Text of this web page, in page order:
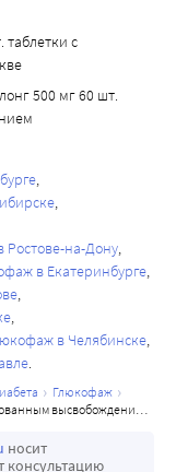
с
500 мг 60 шт.
Ростове-на-Дону
в Екатеринбурге
в Челябинске
глюкофаж
высвобождением
носит
консультацию